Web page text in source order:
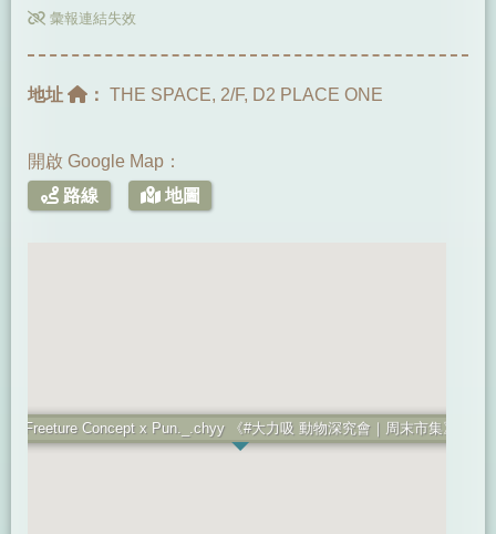
彙報連結失效
地址 ： THE SPACE, 2/F, D2 PLACE ONE
開啟 Google Map：
路線
地圖
Freeture Concept x Pun._.chyy 《#大力吸 動物深究會｜周末市集》